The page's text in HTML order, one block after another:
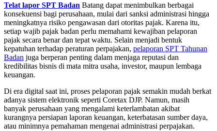
Telat lapor SPT Badan Batang dapat menimbulkan berbagai
konsekuensi bagi perusahaan, mulai dari sanksi administrasi hingga
meningkatnya risiko pengawasan dari otoritas pajak. Karena itu,
setiap wajib pajak badan perlu memahami kewajiban pelaporan
pajak secara benar dan tepat waktu. Selain menjadi bentuk
kepatuhan terhadap peraturan perpajakan, pelaporan SPT Tahunan
Badan juga berperan penting dalam menjaga reputasi dan
kredibilitas bisnis di mata mitra usaha, investor, maupun lembaga
keuangan.
Di era digital saat ini, proses pelaporan pajak semakin mudah berkat
adanya sistem elektronik seperti Coretax DJP. Namun, masih
banyak perusahaan yang mengalami keterlambatan akibat
kurangnya persiapan laporan keuangan, keterbatasan sumber daya,
atau minimnya pemahaman mengenai administrasi perpajakan.